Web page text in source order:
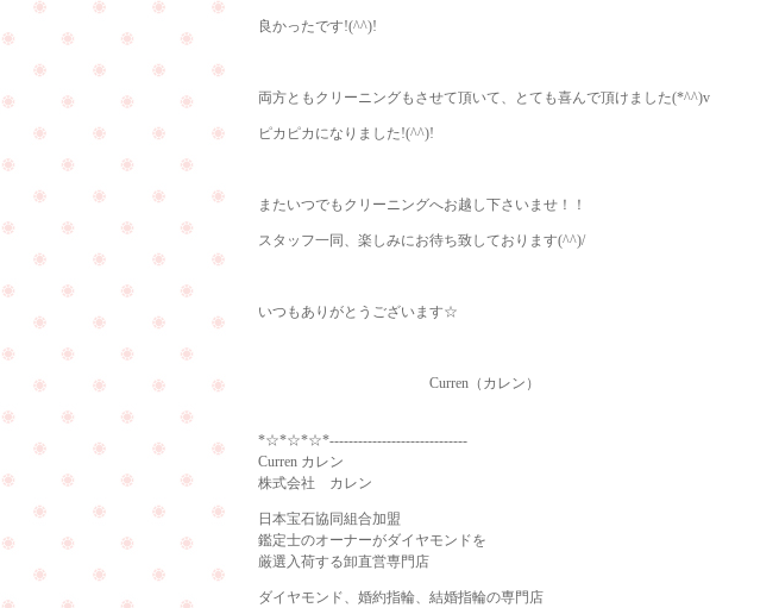
良かったです!(^^)!
両方ともクリーニングもさせて頂いて、とても喜んで頂けました(*^^)v
ピカピカになりました!(^^)!
またいつでもクリーニングへお越し下さいませ！！
スタッフ一同、楽しみにお待ち致しております(^^)/
いつもありがとうございます☆
Curren（カレン）
*☆*☆*☆*-----------------------------
Curren カレン
株式会社 カレン
日本宝石協同組合加盟
鑑定士のオーナーがダイヤモンドを
厳選入荷する卸直営専門店
ダイヤモンド、婚約指輪、結婚指輪の専門店